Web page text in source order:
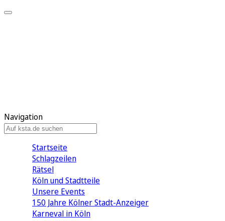
Navigation
Startseite
Schlagzeilen
Rätsel
Köln und Stadtteile
Unsere Events
150 Jahre Kölner Stadt-Anzeiger
Karneval in Köln